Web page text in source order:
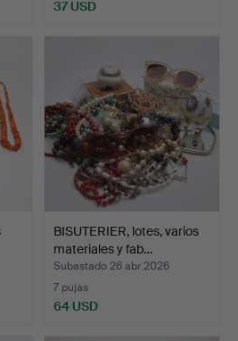
37 USD
BISUTERIER, lotes, varios
materiales y fab…
Subastado 26 abr 2026
7 pujas
64 USD